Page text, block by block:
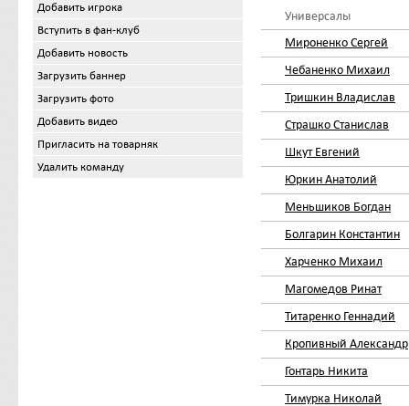
Добавить игрока
Вступить в фан-клуб
Добавить новость
Загрузить баннер
Загрузить фото
Добавить видео
Пригласить на товарняк
Удалить команду
Универсалы
Мироненко Сергей
Чебаненко Михаил
Тришкин Владислав
Страшко Станислав
Шкут Евгений
Юркин Анатолий
Меньшиков Богдан
Болгарин Константин
Харченко Михаил
Магомедов Ринат
Титаренко Геннадий
Кропивный Александр
Гонтарь Никита
Тимурка Николай